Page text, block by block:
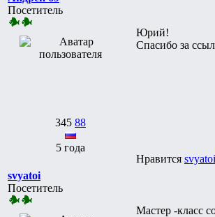
Посетитель
345 88
5 года
Юрий!
Спасибо за
Нравится svyatoi
svyatoi
Посетитель
Мастер -класс